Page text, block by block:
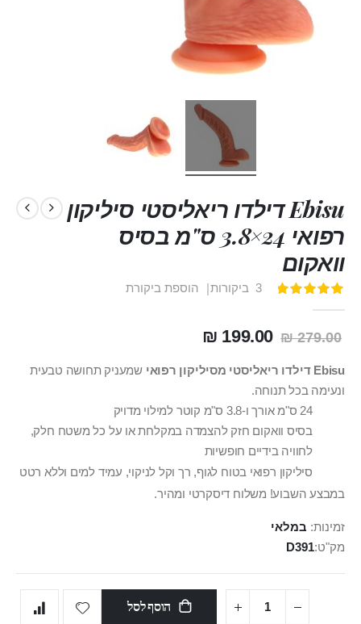
Ebisu דילדו ריאליסטי סיליקון
רפואי 24×3.8 ס"מ בסיס
וואקום
דירוג:
3 ביקורות הוספת ביקורת
279.00 ₪
199.00 ₪
Ebisu דילדו ריאליסטי מסיליקון רפואי
שמעניק תחושה טבעית
ונעימה בכל תנוחה.
24 ס"מ אורך ו-3.8 ס"מ קוטר למילוי מדויק
בסיס וואקום חזק להצמדה במקלחת או על כל משטח חלק,
לחוויה בידיים חופשיות
סיליקון רפואי בטוח לגוף, רך וקל לניקוי, עמיד למים וללא רטט
במבצע השבוע! משלוח דיסקרטי ומהיר.
זמינות: במלאי
מק"ט D391
הוסף לסל